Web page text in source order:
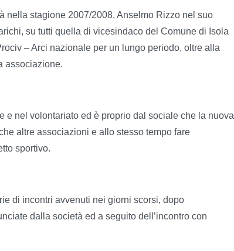
nella stagione 2007/2008, Anselmo Rizzo nel suo
su tutti quella di vicesindaco del Comune di Isola
– Arci nazionale per un lungo periodo, oltre alla
associazione.
e nel volontariato ed è proprio dal sociale che la nuova
altre associazioni e allo stesso tempo fare
sportivo.
di incontri avvenuti nei giorni scorsi, dopo
dalla società ed a seguito dell’incontro con